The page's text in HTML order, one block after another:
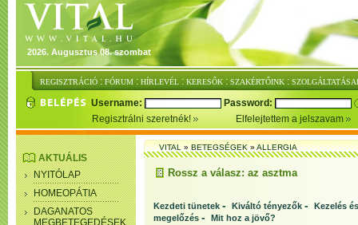
2026. Augusztus 08. szombat
REGISZTRÁCIÓ : FÓRUM : HÍRLEVÉL : KERESŐK : SZAKÉRTŐINK :
Username:
Password:
Regisztrálni szeretnék!
Elfelejtettem a jelszavam
AKTUÁLIS
NYITÓLAP
HOMEOPÁTIA
DAGANATOS
MEGBETEGEDÉSEK
VITAL»BETEGSÉGEK»ALLERGIA
Rossz a válasz: az asztma
Kezdeti tünetek - Kiváltó tényezők - Kezelés
megelőzés - Mit hoz a jövő?